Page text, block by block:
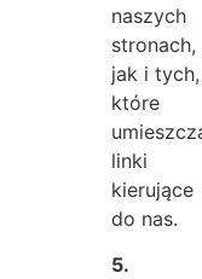
naszych
stronach,
jak i tych,
które
linki
kierujące
do nas.
5.